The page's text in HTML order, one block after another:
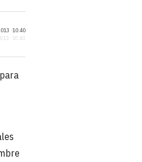
·10:40
· 10:40